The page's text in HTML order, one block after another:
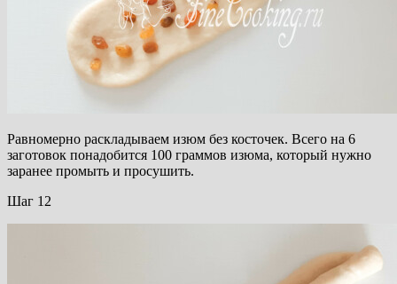
Равномерно раскладываем изюм без косточек. Всего на 6
заготовок понадобится 100 граммов изюма, который нужно
заранее промыть и просушить.
Шаг 12